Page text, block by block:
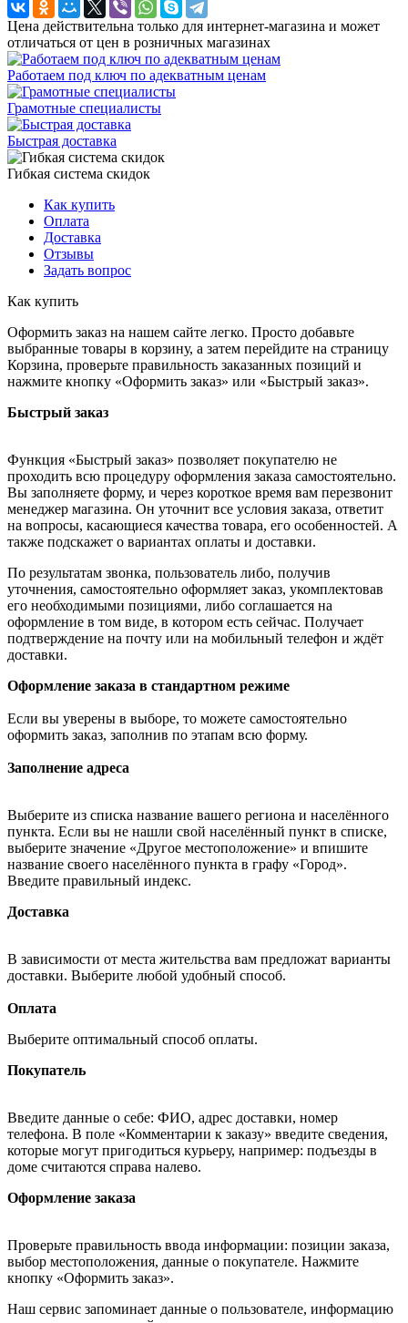
Цена действительна только для интернет-магазина и может
отличаться от цен в розничных магазинах
Работаем под ключ по адекватным ценам
Грамотные специалисты
Быстрая доставка
Гибкая система скидок
Как купить
Оплата
Доставка
Отзывы
Задать вопрос
Как купить
Оформить заказ на нашем сайте легко. Просто добавьте
выбранные товары в корзину, а затем перейдите на страницу
Корзина, проверьте правильность заказанных позиций и
нажмите кнопку «Оформить заказ» или «Быстрый заказ».
Быстрый заказ
Функция «Быстрый заказ» позволяет покупателю не
проходить всю процедуру оформления заказа самостоятельно.
Вы заполняете форму, и через короткое время вам перезвонит
менеджер магазина. Он уточнит все условия заказа, ответит
на вопросы, касающиеся качества товара, его особенностей. А
также подскажет о вариантах оплаты и доставки.
По результатам звонка, пользователь либо, получив
уточнения, самостоятельно оформляет заказ, укомплектовав
его необходимыми позициями, либо соглашается на
оформление в том виде, в котором есть сейчас. Получает
подтверждение на почту или на мобильный телефон и ждёт
доставки.
Оформление заказа в стандартном режиме
Если вы уверены в выборе, то можете самостоятельно
оформить заказ, заполнив по этапам всю форму.
Заполнение адреса
Выберите из списка название вашего региона и населённого
пункта. Если вы не нашли свой населённый пункт в списке,
выберите значение «Другое местоположение» и впишите
название своего населённого пункта в графу «Город».
Введите правильный индекс.
Доставка
В зависимости от места жительства вам предложат варианты
доставки. Выберите любой удобный способ.
Оплата
Выберите оптимальный способ оплаты.
Покупатель
Введите данные о себе: ФИО, адрес доставки, номер
телефона. В поле «Комментарии к заказу» введите сведения,
которые могут пригодиться курьеру, например: подъезды в
доме считаются справа налево.
Оформление заказа
Проверьте правильность ввода информации: позиции заказа,
выбор местоположения, данные о покупателе. Нажмите
кнопку «Оформить заказ».
Наш сервис запоминает данные о пользователе, информацию